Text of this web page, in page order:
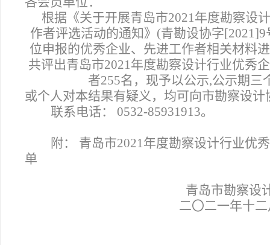
根据《关于开展青岛市2021年度勘察设
作者评选活动的通知》(青勘设协字
位申报的优秀企业、先进工作者相关材料
共评出青岛市2021年度勘察设计行业优秀
者255名，现予以公示,公示期
或个人对本结果有疑义，均可向市勘察设计
联系电话： 0532-85931913。
附： 青岛市2021年度勘察设计行业优
单
青岛市勘察设
二〇二一年十